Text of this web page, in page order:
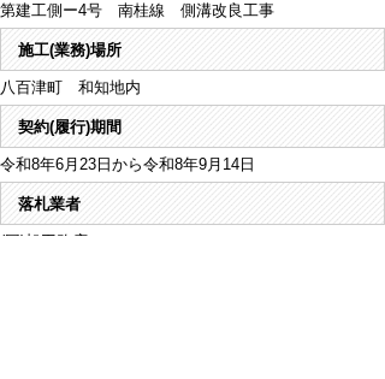
第建工側ー4号 南桂線 側溝改良工事
施工(業務)場所
八百津町 和知地内
契約(履行)期間
令和8年6月23日から令和8年9月14日
落札業者
(同)旭工務店